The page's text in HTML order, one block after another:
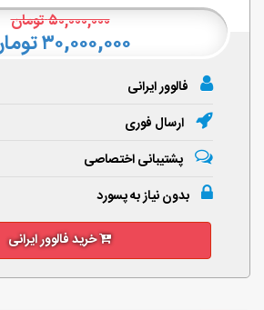
۵۰,۰۰۰,۰۰۰تومان
۳۰,۰۰۰,۰۰۰ تومان
فالوور ایرانی
ارسال فوری
پشتیبانی اختصاصی
بدون نیاز به پسورد
خرید فالوور ایرانی